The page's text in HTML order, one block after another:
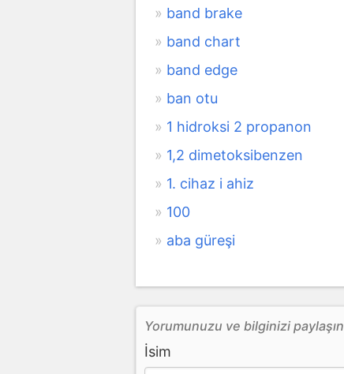
band brake
band chart
band edge
ban otu
1 hidroksi 2 propanon
1,2 dimetoksibenzen
1. cihaz i ahiz
100
aba güreşi
Yorumunuzu ve bilginizi paylaşın
İsim